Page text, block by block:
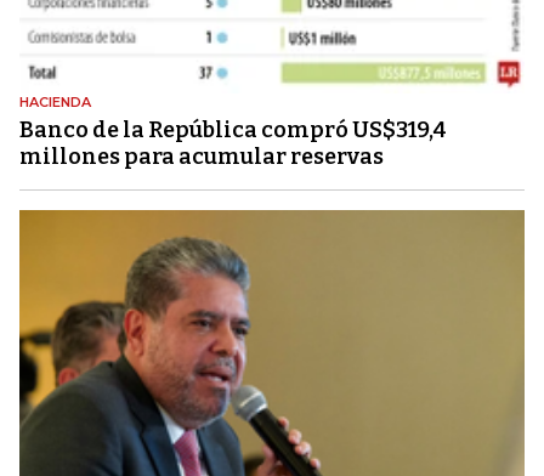
HACIENDA
Banco de la República compró US$319,4
millones para acumular reservas